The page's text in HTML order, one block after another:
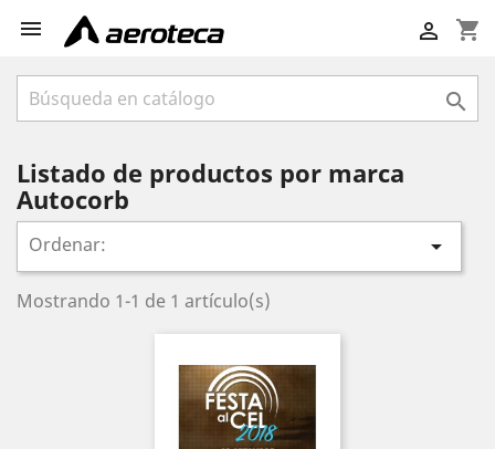
 shopping_cart


Listado de productos por marca
Autocorb
Ordenar: 
Mostrando 1-1 de 1 artículo(s)